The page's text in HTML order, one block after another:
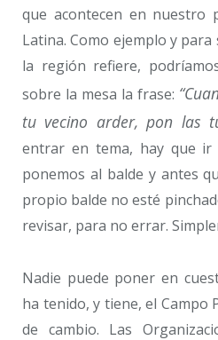
que acontecen en nuestro
Latina. Como ejemplo y
la región refiere,
sobre la mesa la frase:
tu vecino arder, pon las
entrar en tema, hay que ir
ponemos al balde y antes
propio balde no esté
revisar, para no errar.
Nadie puede poner en
ha tenido, y tiene, el Campo
de cambio. Las